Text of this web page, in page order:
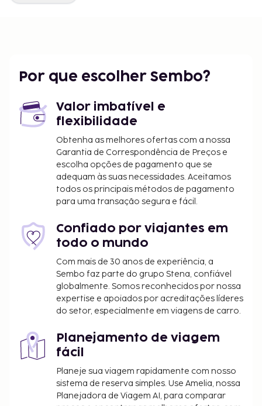
Por que escolher Sembo?
Valor imbatível e
flexibilidade
Obtenha as melhores ofertas com a nossa
Garantia de Correspondência de Preços e
escolha opções de pagamento que se
adequam às suas necessidades. Aceitamos
todos os principais métodos de pagamento
para uma transação segura e fácil.
Confiado por viajantes em
todo o mundo
Com mais de 30 anos de experiência, a
Sembo faz parte do grupo Stena, confiável
globalmente. Somos reconhecidos por nossa
expertise e apoiados por acreditações líderes
do setor, especialmente em viagens de carro.
Planejamento de viagem
fácil
Planeje sua viagem rapidamente com nosso
sistema de reserva simples. Use Amelia, nossa
Planejadora de Viagem AI, para comparar